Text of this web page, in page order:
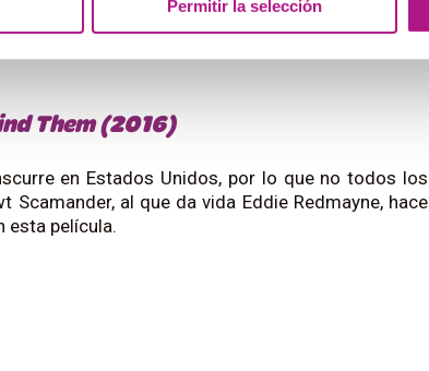
Permitir la selección
verla sin perderse ni un detalle.
Them (2016)
en Estados Unidos, por lo que no todos los
al que da vida Eddie Redmayne, hace
esta película.